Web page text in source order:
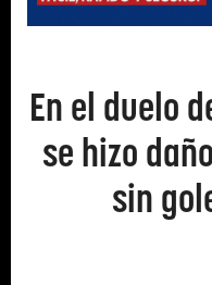
En el duelo
se hizo
sin